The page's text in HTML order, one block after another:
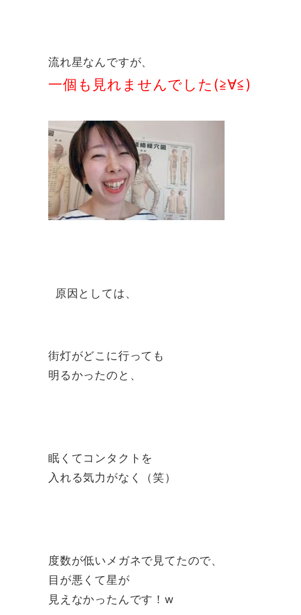
流れ星なんですが、
一個も見れませんでした(≧∀≦)
原因としては、
街灯がどこに行っても
明るかったのと、
眠くてコンタクトを
入れる気力がなく（笑）
度数が低いメガネで見てたので、
目が悪くて星が
見えなかったんです！w